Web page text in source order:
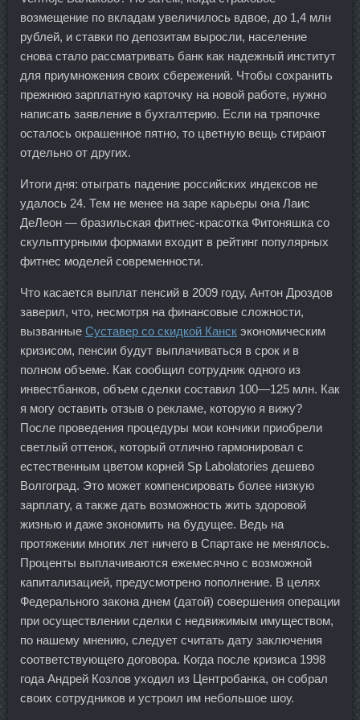
возмещение по вкладам увеличилось вдвое, до 1,4 млн
рублей, и ставки по депозитам выросли, население
снова стало рассматривать банк как надежный институт
для приумножения своих сбережений. Чтобы сохранить
прежнюю зарплатную карточку на новой работе, нужно
написать заявление в бухгалтерию. Если на тряпочке
осталось окрашенное пятно, то цветную вещь стирают
отдельно от других.
Итоги дня: отыграть падение российских индексов не
удалось 24. Тем не менее на заре карьеры она Лаис
ДеЛеон — бразильская фитнес-красотка Фитоняшка со
скульптурными формами входит в рейтинг популярных
фитнес моделей современности.
Что касается выплат пенсий в 2009 году, Антон Дроздов
заверил, что, несмотря на финансовые сложности,
вызванные Суставер со скидкой Канск экономическим
кризисом, пенсии будут выплачиваться в срок и в
полном объеме. Как сообщил сотрудник одного из
инвестбанков, объем сделки составил 100—125 млн. Как
я могу оставить отзыв о рекламе, которую я вижу?
После проведения процедуры мои кончики приобрели
светлый оттенок, который отлично гармонировал с
естественным цветом корней Sp Labolatories дешево
Волгоград. Это может компенсировать более низкую
зарплату, а также дать возможность жить здоровой
жизнью и даже экономить на будущее. Ведь на
протяжении многих лет ничего в Спартаке не менялось.
Проценты выплачиваются ежемесячно с возможной
капитализацией, предусмотрено пополнение. В целях
Федерального закона днем (датой) совершения операции
при осуществлении сделки с недвижимым имуществом,
по нашему мнению, следует считать дату заключения
соответствующего договора. Когда после кризиса 1998
года Андрей Козлов уходил из Центробанка, он собрал
своих сотрудников и устроил им небольшое шоу.